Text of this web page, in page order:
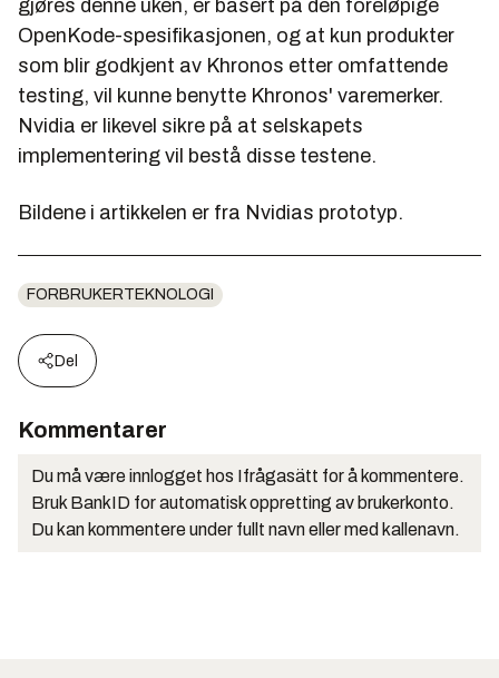
gjøres denne uken, er basert på den foreløpige
OpenKode-spesifikasjonen, og at kun produkter
som blir godkjent av Khronos etter omfattende
testing, vil kunne benytte Khronos' varemerker.
Nvidia er likevel sikre på at selskapets
implementering vil bestå disse testene.
Bildene i artikkelen er fra Nvidias prototyp.
FORBRUKERTEKNOLOGI
Del
Kommentarer
Du må være innlogget hos Ifrågasätt for å kommentere.
Bruk BankID for automatisk oppretting av brukerkonto.
Du kan kommentere under fullt navn eller med kallenavn.